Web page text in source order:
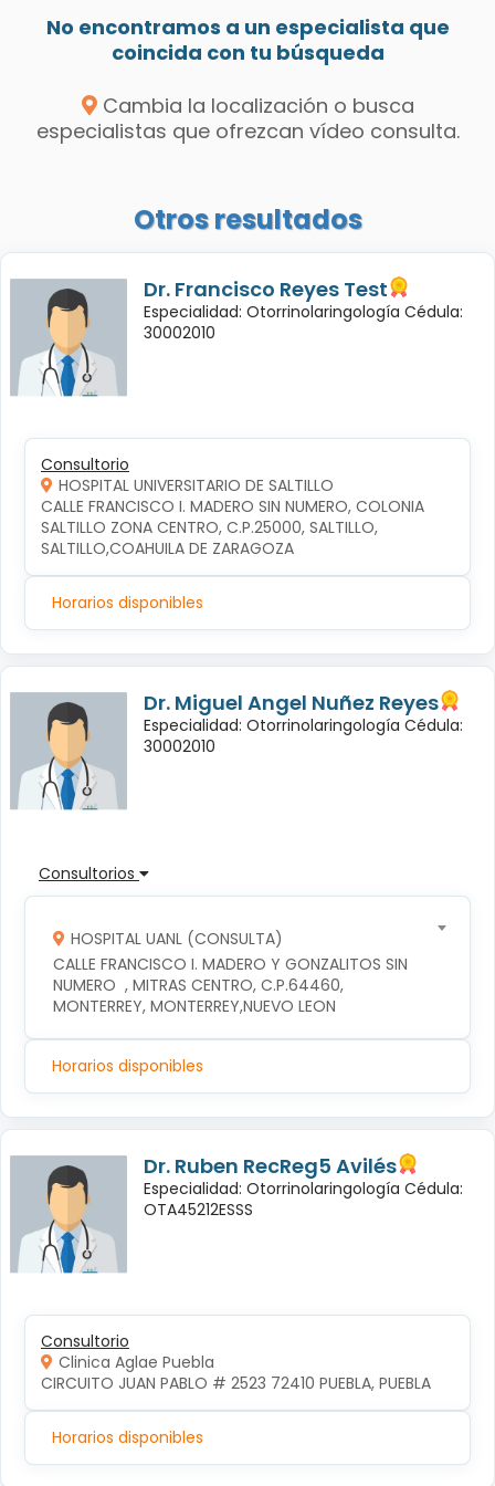
No encontramos a un especialista que
coincida con tu búsqueda
Cambia la localización o busca
especialistas que ofrezcan vídeo consulta.
Otros resultados
Dr. Francisco Reyes Test
Especialidad: Otorrinolaringología Cédula:
30002010
Consultorio
HOSPITAL UNIVERSITARIO DE SALTILLO
CALLE FRANCISCO I. MADERO SIN NUMERO, COLONIA
SALTILLO ZONA CENTRO, C.P.25000, SALTILLO,
SALTILLO,COAHUILA DE ZARAGOZA
Horarios disponibles
Dr. Miguel Angel Nuñez Reyes
Especialidad: Otorrinolaringología Cédula:
30002010
Consultorios
HOSPITAL UANL (CONSULTA)
CALLE FRANCISCO I. MADERO Y GONZALITOS SIN
NUMERO  , MITRAS CENTRO, C.P.64460,
MONTERREY, MONTERREY,NUEVO LEON
Horarios disponibles
Dr. Ruben RecReg5 Avilés
Especialidad: Otorrinolaringología Cédula:
OTA45212ESSS
Consultorio
Clinica Aglae Puebla
CIRCUITO JUAN PABLO # 2523 72410 PUEBLA, PUEBLA
Horarios disponibles